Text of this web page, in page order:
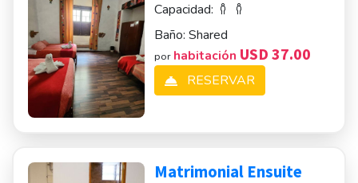
Capacidad:
Baño:Shared
por habitación USD 37.00
RESERVAR
Matrimonial Ensuite